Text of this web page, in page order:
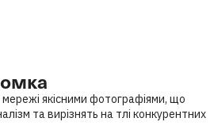
мережі якісними фотографіями, що
та вирізнять на тлі конкурентних